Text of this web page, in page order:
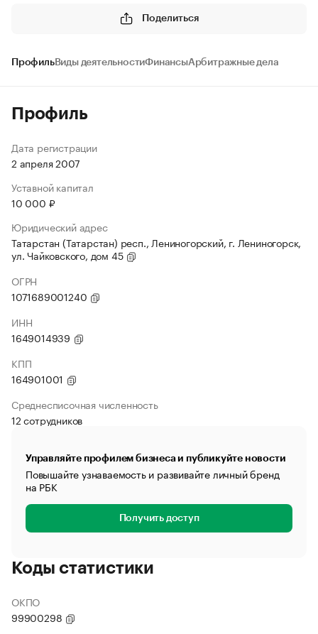
Поделиться
ПрофильВиды деятельностиФинансыАрбитражные дела
Профиль
Дата регистрации
2 апреля 2007
Уставной капитал
10 000 ₽
Юридический адрес
Татарстан (Татарстан) респ., Лениногорский, г. Лениногорск,
ул. Чайковского, дом 45
ОГРН
1071689001240
ИНН
1649014939
КПП
164901001
Среднесписочная численность
12 сотрудников
Управляйте профилем бизнеса и публикуйте новости
Повышайте узнаваемость и развивайте личный бренд
на РБК
Получить доступ
Коды статистики
ОКПО
99900298